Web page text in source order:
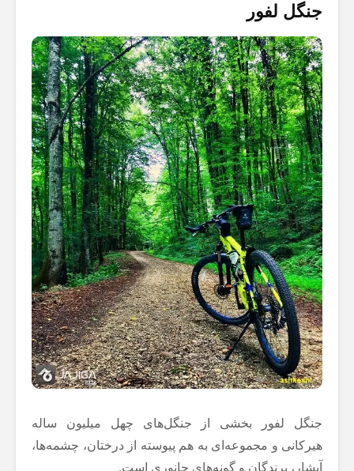
جنگل لفور
جنگل لفور بخشی از جنگل‌های چهل میلیون ساله
هیرکانی و مجموعه‌ای به هم پیوسته از درختان، چشمه‌ها،
آبشار، پرندگان و گونه‌های جانوری است.